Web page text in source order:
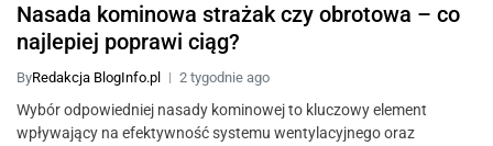
Nasada kominowa strażak czy obrotowa – co
najlepiej poprawi ciąg?
ByRedakcja BlogInfo.pl 2 tygodnie ago
Wybór odpowiedniej nasady kominowej to kluczowy element
wpływający na efektywność systemu wentylacyjnego oraz